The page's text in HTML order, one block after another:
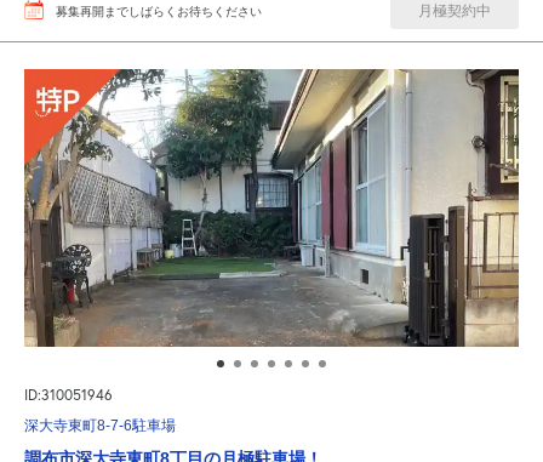
募集再開までしばらくお待ちください 月極契約中
ID:310051946
深大寺東町8-7-6駐車場